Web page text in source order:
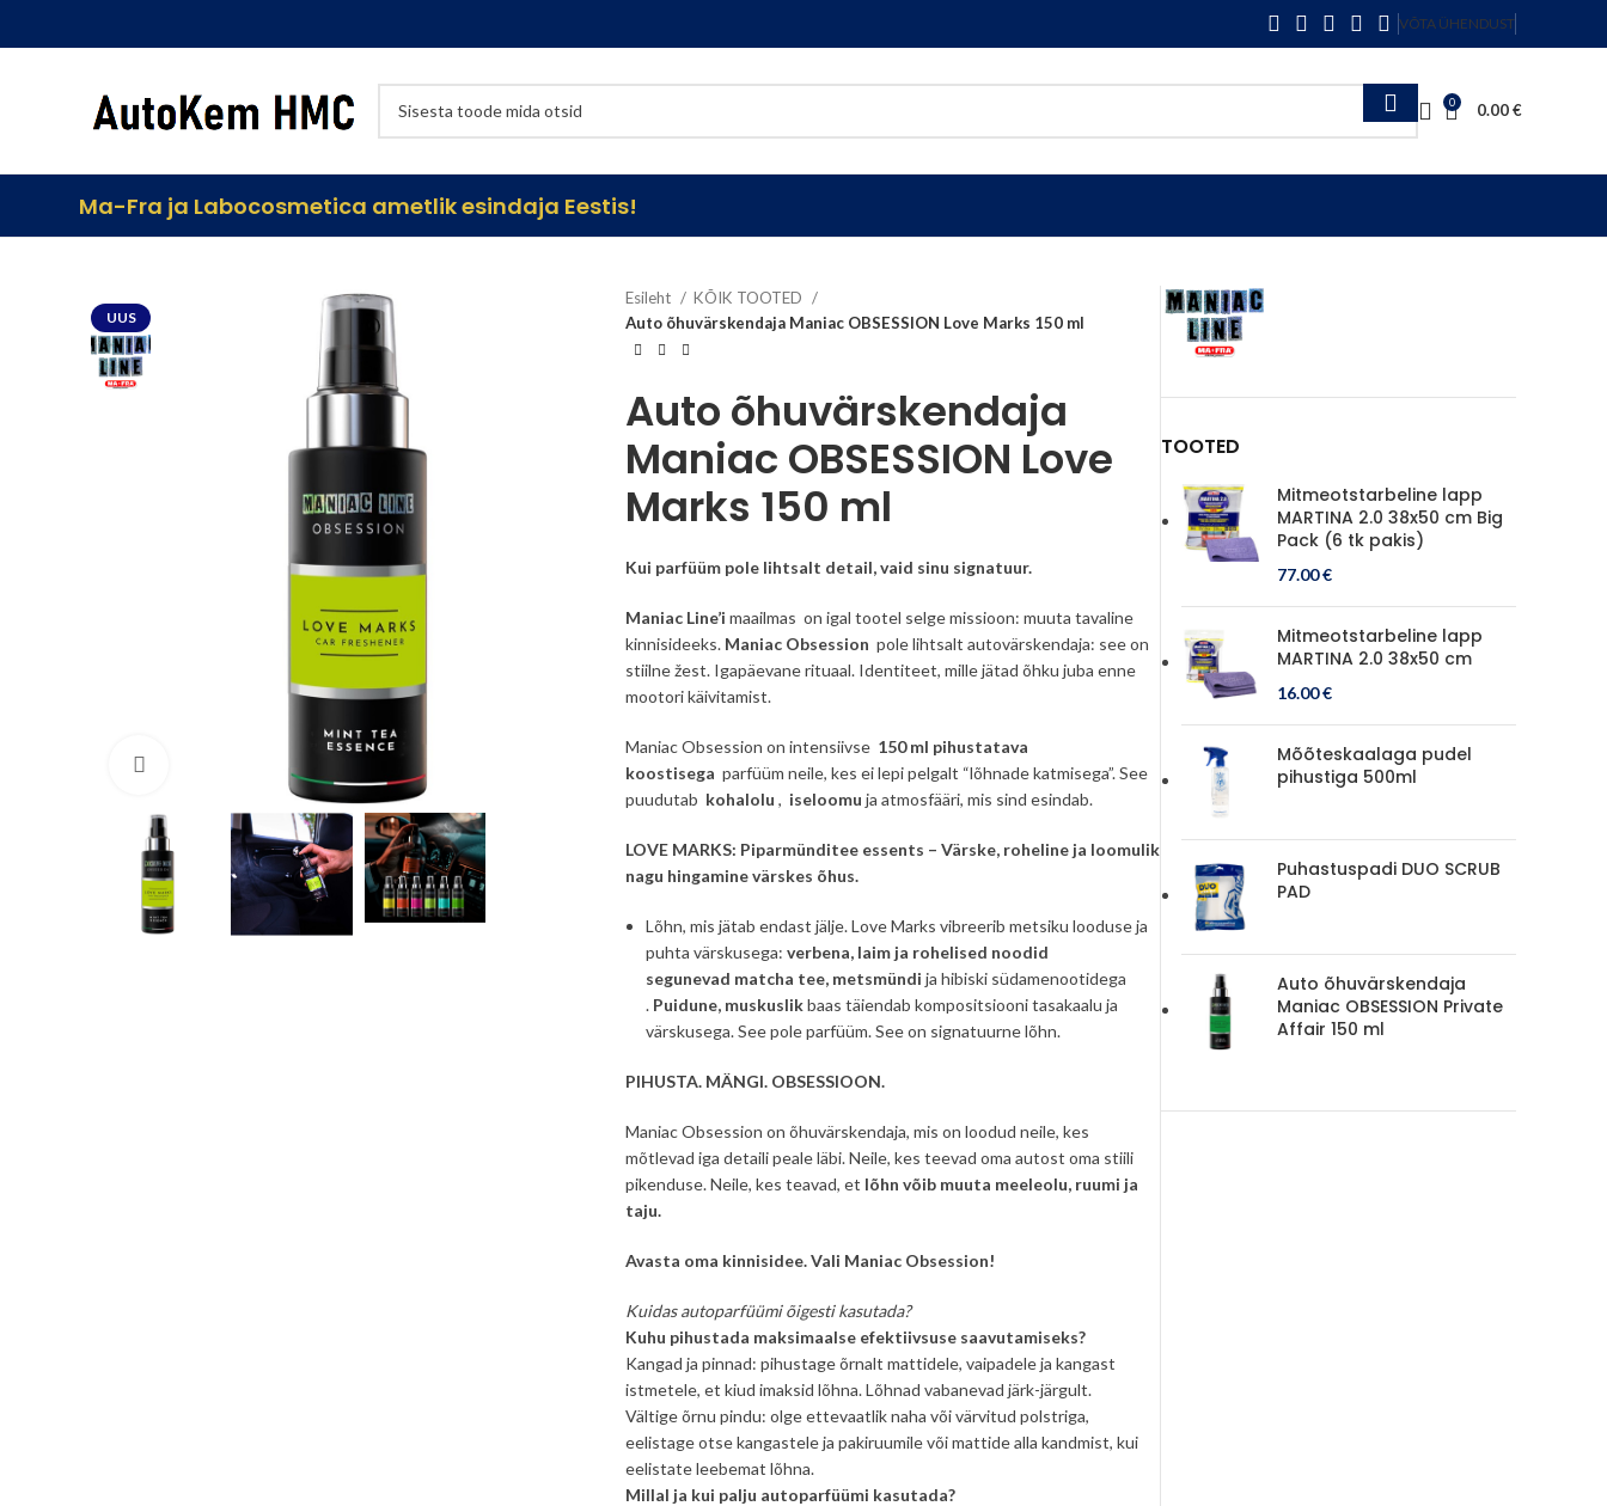
VÕTA ÜHENDUST
0 0.00€
Ma-Fra ja Labocosmetica ametlik esindaja Eestis!
UUS
Esileht
KÕIK TOOTED
Auto õhuvärskendaja Maniac OBSESSION Love Marks 150 ml
Auto õhuvärskendaja
Maniac OBSESSION Love
Marks 150 ml
Kui parfüüm pole lihtsalt detail, vaid sinu signatuur.
Maniac Line’i maailmas on igal tootel selge missioon: muuta tavaline
kinnisideeks. Maniac Obsession pole lihtsalt autovärskendaja: see on
stiilne žest. Igapäevane rituaal. Identiteet, mille jätad õhku juba enne
mootori käivitamist.
Maniac Obsession on intensiivse 150 ml pihustatava
koostisega parfüüm neile, kes ei lepi pelgalt “lõhnade katmisega”. See
puudutab kohalolu , iseloomu ja atmosfääri, mis sind esindab.
LOVE MARKS: Piparmünditee essents – Värske, roheline ja loomulik
nagu hingamine värskes õhus.
Lõhn, mis jätab endast jälje. Love Marks vibreerib metsiku looduse ja
puhta värskusega: verbena, laim ja rohelised noodid
segunevad matcha tee, metsmündi ja hibiski südamenootidega
. Puidune, muskuslikbaas täiendab kompositsiooni tasakaalu ja
värskusega. See pole parfüüm. See on signatuurne lõhn.
PIHUSTA. MÄNGI. OBSESSIOON.
Maniac Obsession on õhuvärskendaja, mis on loodud neile, kes
mõtlevad iga detaili peale läbi. Neile, kes teevad oma autost oma stiili
pikenduse. Neile, kes teavad, et lõhn võib muuta meeleolu, ruumi ja
taju.
Avasta oma kinnisidee. Vali Maniac Obsession!
Kuidas autoparfüümi õigesti kasutada?
Kuhu pihustada maksimaalse efektiivsuse saavutamiseks?
Kangad ja pinnad: pihustage õrnalt mattidele, vaipadele ja kangast
istmetele, et kiud imaksid lõhna. Lõhnad vabanevad järk-järgult.
Vältige õrnu pindu: olge ettevaatlik naha või värvitud polstriga,
eelistage otse kangastele ja pakiruumile või mattide alla kandmist, kui
eelistate leebemat lõhna.
Millal ja kui palju autoparfüümi kasutada?
TOOTED
Mitmeotstarbeline lapp
MARTINA 2.0 38x50 cm Big
Pack (6 tk pakis)
77.00€
Mitmeotstarbeline lapp
MARTINA 2.0 38x50 cm
16.00€
Mõõteskaalaga pudel
pihustiga 500ml
Puhastuspadi DUO SCRUB
PAD
Auto õhuvärskendaja
Maniac OBSESSION Private
Affair 150 ml